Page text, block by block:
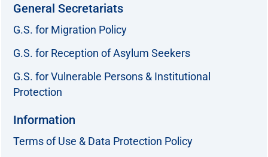
General Secretariats
G.S. for Migration Policy
G.S. for Reception of Asylum Seekers
G.S. for Vulnerable Persons & Institutional
Protection
Information
Terms of Use & Data Protection Policy